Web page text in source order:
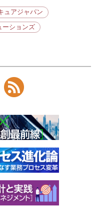
ュアジャパン
ーションズ